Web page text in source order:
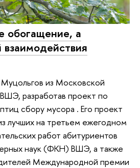
а
из Московской
разработав проект по
сбору мусора . Его проект
лучших на третьем ежегодном
работ абитуриентов
наук (ФКН) ВШЭ, а также
Международной премии